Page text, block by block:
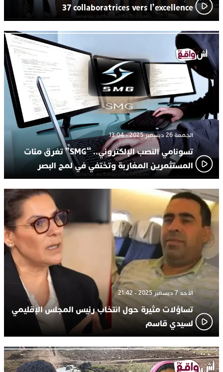
37 collaboratrices vers l’excellence
الجمعة 26 ديسمبر 2025 - 13:04
تسونامي النصب الإلكتروني.. “SMG” تغرق مئات
المستثمرين المغاربة وتختفي في لمح البصر
الأحد 7 ديسمبر 2025 - 21:42
تساؤلات مثيرة حول انتخاب رئيس المجلس الإقليمي
لسيدي قاسم